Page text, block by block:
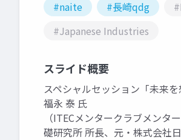
#naite #長崎qdg
#Japanese Industries
スライド概要
スペシャルセッション「未来
福永 泰 氏
（ITECメンタークラブメン
礎研究所 所長、元・株式会社